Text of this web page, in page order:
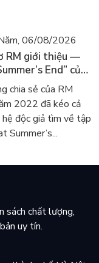
06/08/2026
RM giới thiệu —
End” của
bok ra mắt bản
sau 4 năm gây
chia sẻ của RM
2022 đã kéo cả
độc giả tìm về tập
Summer’s...
sách chất lượng,
uy tín.